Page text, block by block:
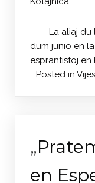
La aliaj du
dum junio en
esprantistoj en
Posted in
en